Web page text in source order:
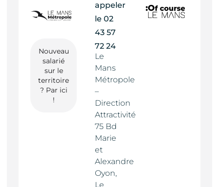
Nouveau
salarié
sur le
territoire
? Par ici
!
appeler
le02
43 57
72 24
Le
Mans
Métropole
–
Direction
Attractivité
75 Bd
Marie
et
Alexandre
Oyon,
Le